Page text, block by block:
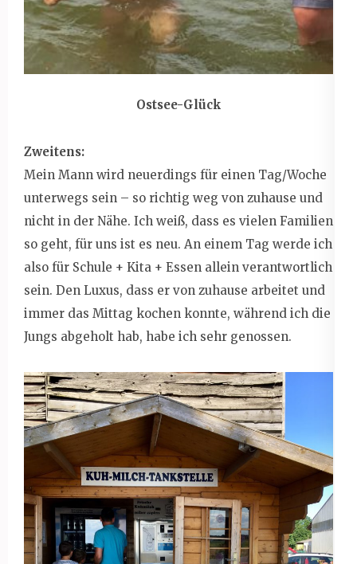
Ostsee-Glück
Zweitens:
Mein Mann wird neuerdings für einen Tag/Woche
unterwegs sein – so richtig weg von zuhause und
nicht in der Nähe. Ich weiß, dass es vielen Familien
so geht, für uns ist es neu. An einem Tag werde ich
also für Schule + Kita + Essen allein verantwortlich
sein. Den Luxus, dass er von zuhause arbeitet und
immer das Mittag kochen konnte, während ich die
Jungs abgeholt hab, habe ich sehr genossen.